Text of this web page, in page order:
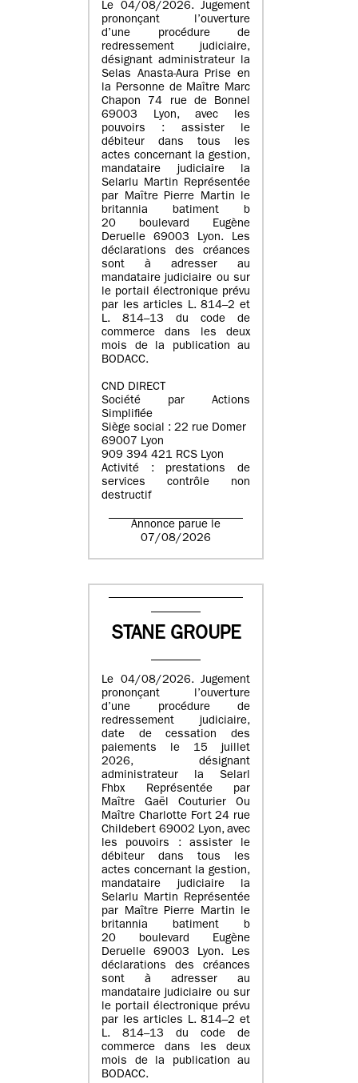
Le 04/08/2026. Jugement
prononçant l’ouverture
d’une procédure de
redressement judiciaire,
désignant administrateur la
Selas Anasta-Aura Prise en
la Personne de Maître Marc
Chapon 74 rue de Bonnel
69003 Lyon, avec les
pouvoirs : assister le
débiteur dans tous les
actes concernant la gestion,
mandataire judiciaire la
Selarlu Martin Représentée
par Maître Pierre Martin le
britannia batiment b
20 boulevard Eugène
Deruelle 69003 Lyon. Les
déclarations des créances
sont à adresser au
mandataire judiciaire ou sur
le portail électronique prévu
par les articles L. 814–2 et
L. 814–13 du code de
commerce dans les deux
mois de la publication au
BODACC.
CND DIRECT
Société par Actions
Simplifiée
Siège social : 22 rue Domer
69007 Lyon
909 394 421 RCS Lyon
Activité : prestations de
services contrôle non
destructif
Annonce parue le
07/08/2026
STANE GROUPE
Le 04/08/2026. Jugement
prononçant l’ouverture
d’une procédure de
redressement judiciaire,
date de cessation des
paiements le 15 juillet
2026, désignant
administrateur la Selarl
Fhbx Représentée par
Maître Gaël Couturier Ou
Maître Charlotte Fort 24 rue
Childebert 69002 Lyon, avec
les pouvoirs : assister le
débiteur dans tous les
actes concernant la gestion,
mandataire judiciaire la
Selarlu Martin Représentée
par Maître Pierre Martin le
britannia batiment b
20 boulevard Eugène
Deruelle 69003 Lyon. Les
déclarations des créances
sont à adresser au
mandataire judiciaire ou sur
le portail électronique prévu
par les articles L. 814–2 et
L. 814–13 du code de
commerce dans les deux
mois de la publication au
BODACC.